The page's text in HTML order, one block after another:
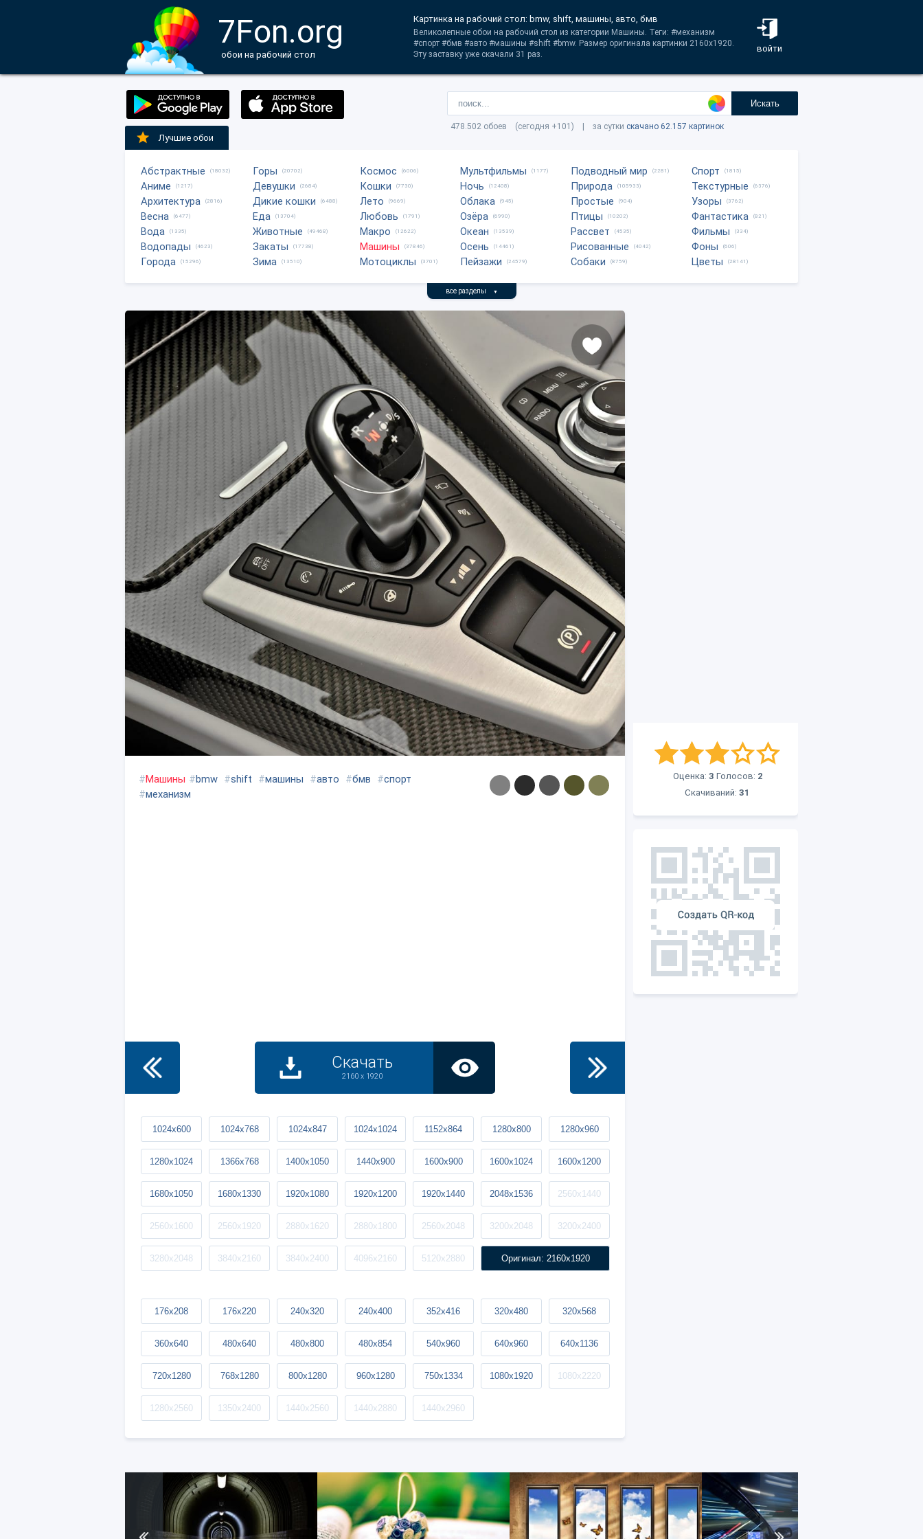
7Fon.org
обои на рабочий стол
войти
Картинка на рабочий стол: bmw, shift, машины, авто, бмв
Великолепные обои на рабочий стол из категории Машины. Теги: #механизм
#спорт #бмв #авто #машины #shift #bmw. Размер оригинала картинки 2160x1920.
Эту заставку уже скачали 31 раз.
Искать
478.502 обоев (сегодня +101) | за сутки скачано 62.157 картинок
Лучшие обои
Абстрактные (18032)
Аниме (1217)
Архитектура (2816)
Весна (6477)
Вода (1335)
Водопады (4623)
Города (15296)
Горы (20702)
Девушки (2684)
Дикие кошки (6488)
Еда (13704)
Животные (49468)
Закаты (17738)
Зима (13510)
Космос (6006)
Кошки (7730)
Лето (9669)
Любовь (1791)
Макро (12622)
Машины (37846)
Мотоциклы (3701)
Мультфильмы (1177)
Ночь (12408)
Облака (945)
Озёра (6990)
Океан (13539)
Осень (14461)
Пейзажи (24579)
Подводный мир (2281)
Природа (105933)
Простые (904)
Птицы (10202)
Рассвет (4535)
Рисованные (4042)
Собаки (8759)
Спорт (1815)
Текстурные (6376)
Узоры (3762)
Фантастика (821)
Фильмы (334)
Фоны (606)
Цветы (28141)
все разделы ▼
Оценка: 3 Голосов: 2
Скачиваний: 31
#Машины #bmw #shift #машины #авто #бмв #спорт
#механизм
Скачать
2160 x 1920
1024x600 1024x768 1024x847 1024x1024 1152x864 1280x800 1280x960
1280x1024 1366x768 1400x1050 1440x900 1600x900 1600x1024 1600x1200
1680x1050 1680x1330 1920x1080 1920x1200 1920x1440 2048x1536 2560x1440
2560x1600 2560x1920 2880x1620 2880x1800 2560x2048 3200x2048 3200x2400
3280x2048 3840x2160 3840x2400 4096x2160 5120x2880 Оригинал: 2160x1920
176x208 176x220 240x320 240x400 352x416 320x480 320x568
360x640 480x640 480x800 480x854 540x960 640x960 640x1136
720x1280 768x1280 800x1280 960x1280 750x1334 1080x1920 1080x2220
1280x2560 1350x2400 1440x2560 1440x2880 1440x2960